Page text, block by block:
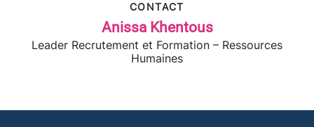
CONTACT
Anissa Khentous
Leader Recrutement et Formation – Ressources
Humaines